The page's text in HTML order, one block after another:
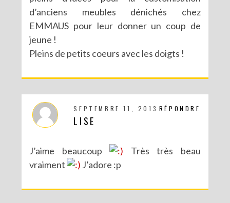
d’anciens meubles dénichés chez
EMMAUS pour leur donner un coup de
jeune !
Pleins de petits coeurs avec les doigts !
RÉPONDRE
SEPTEMBRE 11, 2013
LISE
J’aime beaucoup
Très très beau
vraiment
J’adore :p